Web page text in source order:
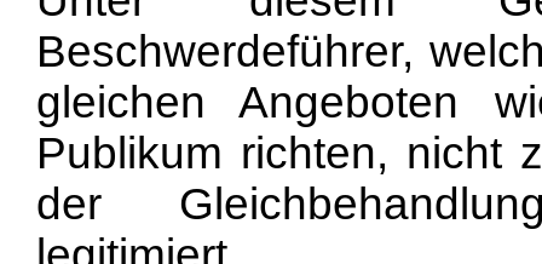
Beschwerdeführer,
gleichen Angeboten
Publikum richten, nicht
der